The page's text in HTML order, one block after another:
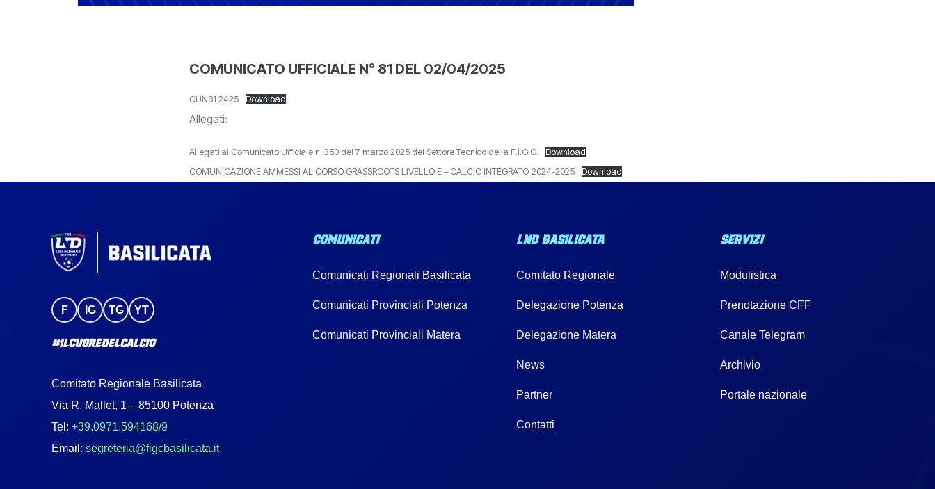
COMUNICATO UFFICIALE N° 81 DEL 02/04/2025
CUN81 2425 Download
Allegati:
Allegati al Comunicato Ufficiale n. 350 del 7 marzo 2025 del Settore Tecnico della F.I.G.C.
Download
COMUNICAZIONE AMMESSI AL CORSO GRASSROOTS LIVELLO E – CALCIO INTEGRATO_2024-2025
Download
F IG TG YT
#IlCuoreDelCalcio
Comitato Regionale Basilicata
Via R. Mallet, 1 – 85100 Potenza
Tel: +39.0971.594168/9
Email: segreteria@figcbasilicata.it
COMUNICATI
Comunicati Regionali Basilicata
Comunicati Provinciali Potenza
Comunicati Provinciali Matera
LND BASILICATA
Comitato Regionale
Delegazione Potenza
Delegazione Matera
News
Partner
Contatti
SERVIZI
Modulistica
Prenotazione CFF
Canale Telegram
Archivio
Portale nazionale